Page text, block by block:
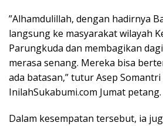
​”Alhamdulillah, dengan hadirnya
langsung ke masyarakat wilayah
Parungkuda dan membagikan
merasa senang. Mereka bisa
ada batasan,” tutur Asep
InilahSukabumi.com Jumat petang.
​Dalam kesempatan tersebut, ia